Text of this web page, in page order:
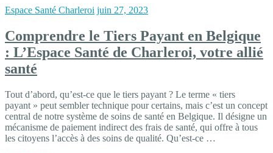
Espace Santé Charleroi juin 27, 2023
Comprendre le Tiers Payant en Belgique
: L’Espace Santé de Charleroi, votre allié
santé
Tout d’abord, qu’est-ce que le tiers payant ? Le terme « tiers
payant » peut sembler technique pour certains, mais c’est un concept
central de notre système de soins de santé en Belgique. Il désigne un
mécanisme de paiement indirect des frais de santé, qui offre à tous
les citoyens l’accès à des soins de qualité. Qu’est-ce …